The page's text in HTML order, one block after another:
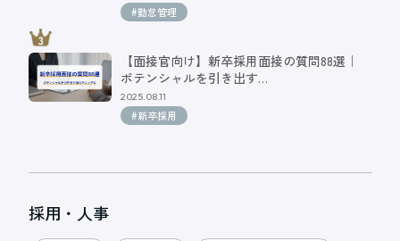
#勤怠管理
【面接官向け】新卒採用面接の質問88選｜
ポテンシャルを引き出す…
2025.08.11
#新卒採用
採用・人事